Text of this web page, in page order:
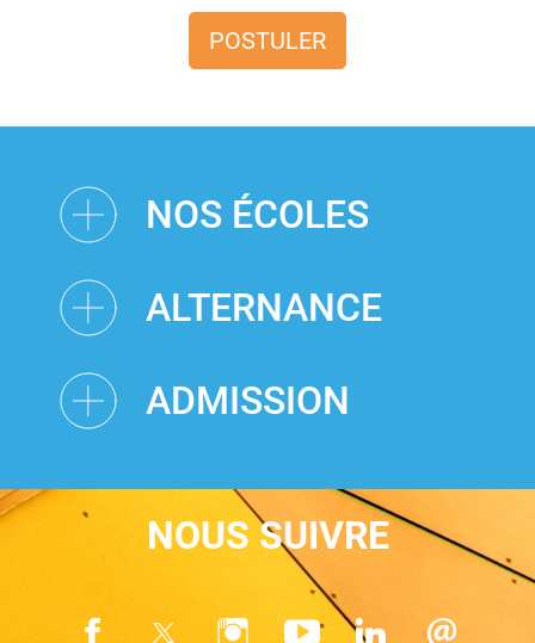
POSTULER
NOS ÉCOLES
ALTERNANCE
ADMISSION
NOUS SUIVRE